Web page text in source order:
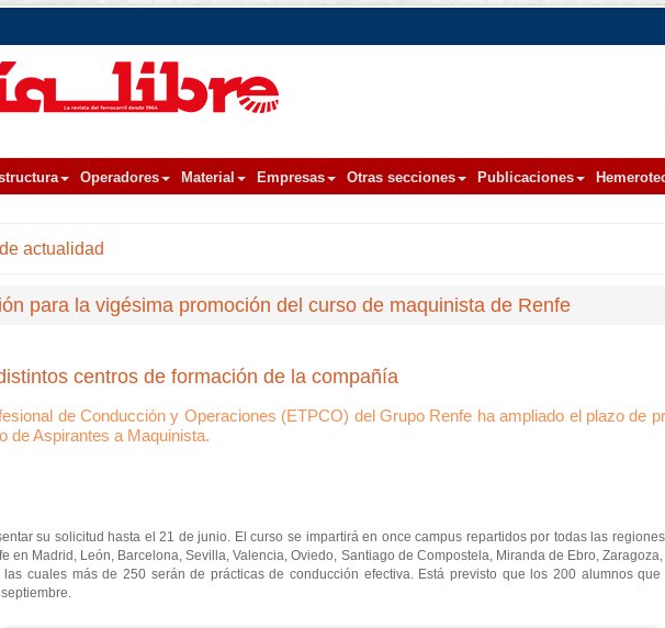
Operadores Material Empresas Otras secciones Publicaciones
actualidad
para la vigésima promoción del curso de maquinista de Renfe
centros de formación de la compañía
de Conducción y Operaciones (ETPCO) del Grupo Renfe ha ampliado el plazo de
de Aspirantes a Maquinista.
su solicitud hasta el 21 de junio. El curso se impartirá en once campus repartidos por todas las
en Madrid, León, Barcelona, Sevilla, Valencia, Oviedo, Santiago de Compostela, Miranda de Ebro,
cuales más de 250 serán de prácticas de conducción efectiva. Está previsto que los 200 alumnos